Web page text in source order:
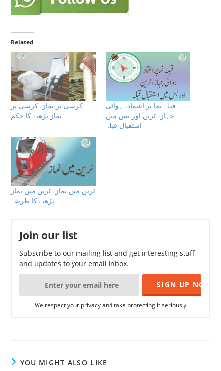
Related
کرسی پر نماز، کرسی پر
نماز پڑھنے کا حکم
قبلہ نما پر اعتماد، ہوائی
جہاز، ٹرین اور بس میں
استقبال قبلہ
ٹرین میں نماز، ٹرین میں نماز
پڑھنے کا طریقہ
Join our list
Subscribe to our mailing list and get interesting stuff
and updates to your email inbox.
We respect your privacy and take protecting it seriously
YOU MIGHT ALSO LIKE